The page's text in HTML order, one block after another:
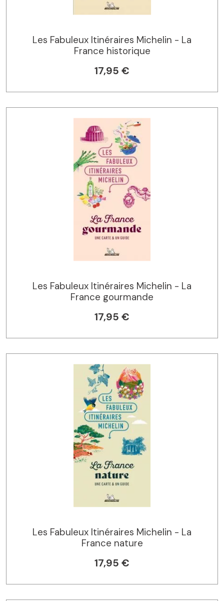
Les Fabuleux Itinéraires Michelin - La
France historique
17,95 €
Les Fabuleux Itinéraires Michelin - La
France gourmande
17,95 €
Les Fabuleux Itinéraires Michelin - La
France nature
17,95 €